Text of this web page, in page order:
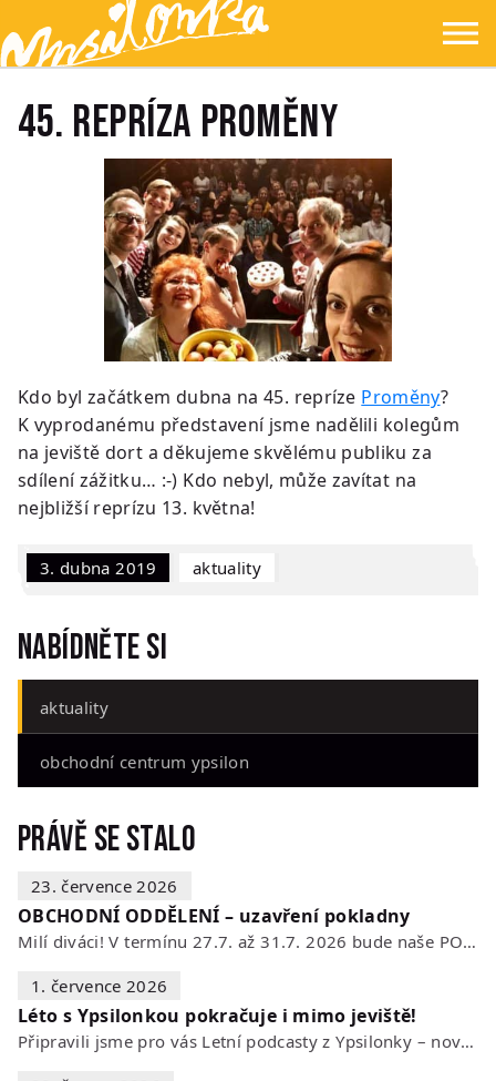
Přejít na hlavní obsah
Přejít na navigaci
Přejít na hledání
Ypsilonka ☰
45. repríza Proměny
Kdo byl začátkem dubna na 45. repríze Proměny?
K vyprodanému představení jsme nadělili kolegům
na jeviště dort a děkujeme skvělému publiku za
sdílení zážitku… :-) Kdo nebyl, může zavítat na
nejbližší reprízu 13. května!
3. dubna 2019 Aktuality
Nabídněte si
aktuality
obchodní centrum ypsilon
Právě se stalo
23. července 2026
OBCHODNÍ ODDĚLENÍ – uzavření pokladny
Milí diváci! V termínu 27.7. až 31.7. 2026 bude naše POKLADNA z technických…
1. července 2026
Léto s Ypsilonkou pokračuje i mimo jeviště!
Připravili jsme pro vás Letní podcasty z Ypsilonky – novou sérii rozhovorů s…